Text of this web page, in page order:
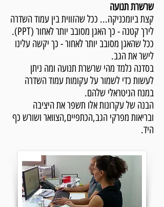
שרשרת תנועה
קצת ביומכניקה... ככל שהזווית בין עמוד השדרה
לירך קטנה - כך האגן מסובב יותר לאחור (PPT).
ככל שהאגן מסובב יותר לאחור - כך יקשה עלינו
לישר את הגב.
בסדנה נלמד מהי שרשרת תנועה ומה ניתן
לעשות כדי לשמור על עקומות עמוד השדרה
במנח הניטראלי שלהם.
הבנה של עקרונות אלו תשפר את היציבה
ובריאות מפרקי הגב,הכתפיים,הצוואר ושורש כף
היד.